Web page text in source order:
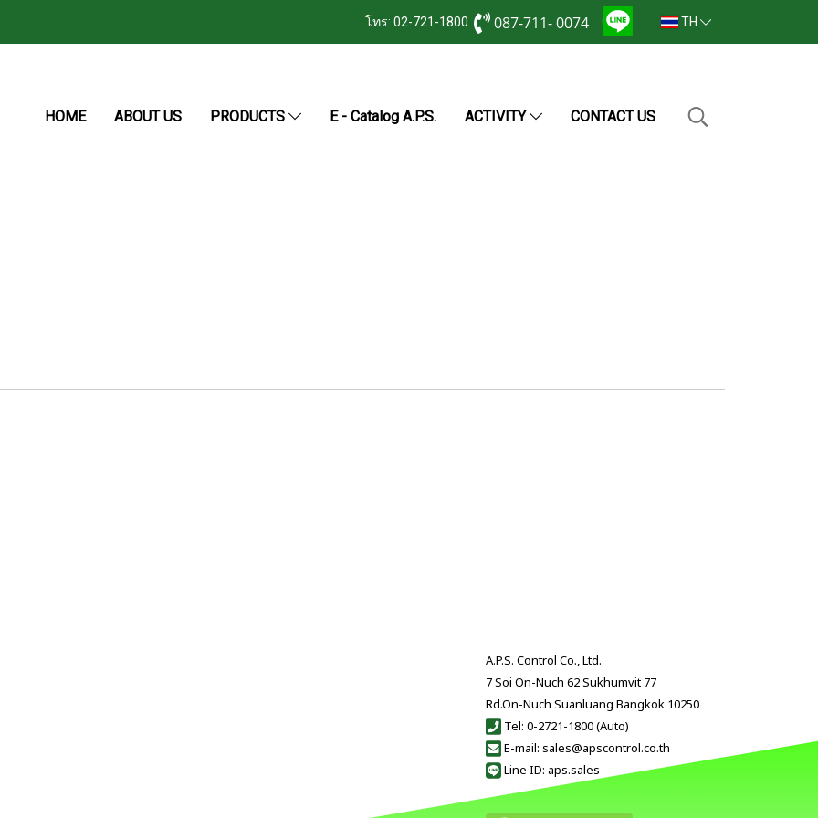
โทร: 02-721-1800 087-711- 0074 TH
HOME ABOUT US PRODUCTS E - Catalog A.P.S. ACTIVITY CONTACT US
A.P.S. Control Co., Ltd.
7 Soi On-Nuch 62 Sukhumvit 77
Rd.On-Nuch Suanluang Bangkok 10250
Tel: 0-2721-1800 (Auto)
E-mail: sales@apscontrol.co.th
Line ID: aps.sales